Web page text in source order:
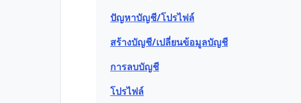
ปัญหาบัญชี/โปรไฟล์
สร้างบัญชี/เปลี่ยนข้อมูลบัญชี
การลบบัญชี
โปรไฟล์